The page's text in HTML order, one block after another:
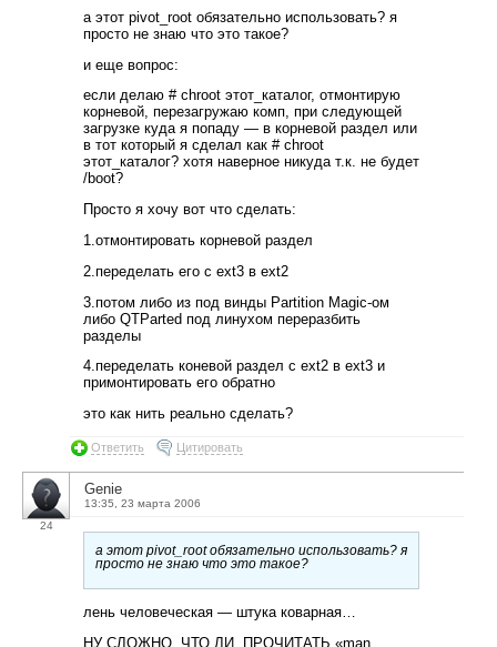
а этот pivot_root обязательно использовать? я
просто не знаю что это такое?
и еще вопрос:
если делаю # chroot этот_каталог, отмонтирую
корневой, перезагружаю комп, при следующей
загрузке куда я попаду — в корневой раздел или
в тот который я сделал как # chroot
этот_каталог? хотя наверное никуда т.к. не будет
/boot?
Просто я хочу вот что сделать:
1.отмонтировать корневой раздел
2.переделать его с ext3 в ext2
3.потом либо из под винды Partition Magic-ом
либо QTParted под линухом переразбить
разделы
4.переделать коневой раздел с ext2 в ext3 и
примонтировать его обратно
это как нить реально сделать?
Ответить Цитировать
24
Genie
13:35, 23 марта 2006
а этот pivot_root обязательно использовать? я
просто не знаю что это такое?
лень человеческая — штука коварная…
НУ СЛОЖНО, ЧТО ЛИ, ПРОЧИТАТЬ «man